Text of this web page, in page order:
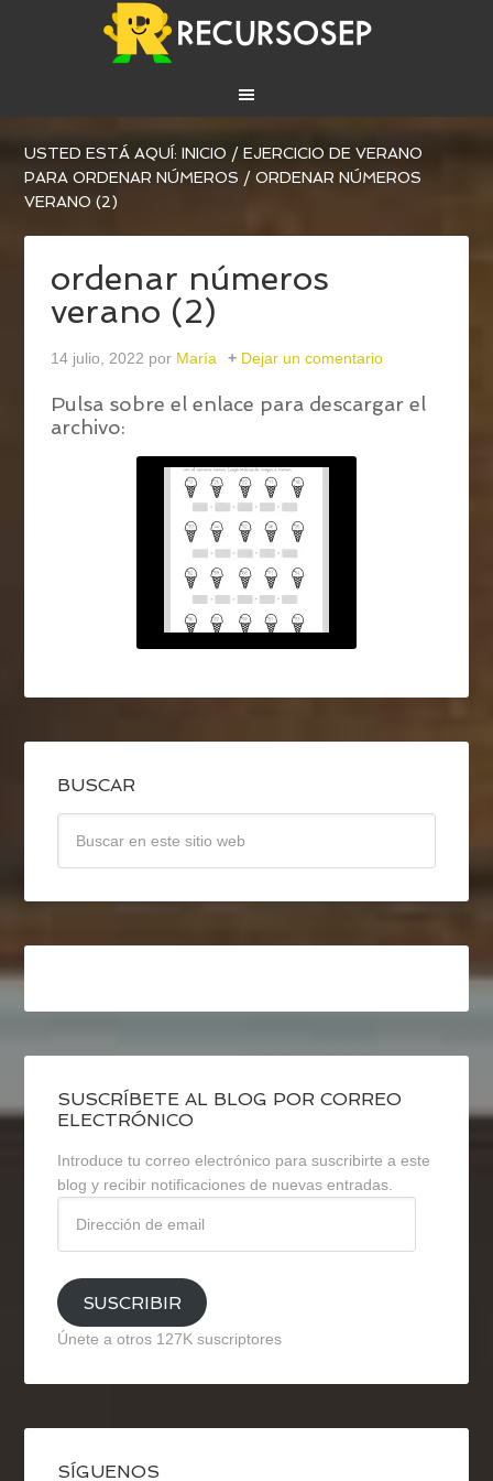
USTED ESTÁ AQUÍ:INICIO / EJERCICIO DE VERANO
PARA ORDENAR NÚMEROS / ORDENAR NÚMEROS
VERANO (2)
ordenar números
verano (2)
14 julio, 2022 por María Dejar un comentario
Pulsa sobre el enlace para descargar el
archivo:
BUSCAR
SUSCRÍBETE AL BLOG POR CORREO
ELECTRÓNICO
Introduce tu correo electrónico para suscribirte a este
blog y recibir notificaciones de nuevas entradas.
email
SUSCRIBIR
Únete a otros 127K suscriptores
SÍGUENOS